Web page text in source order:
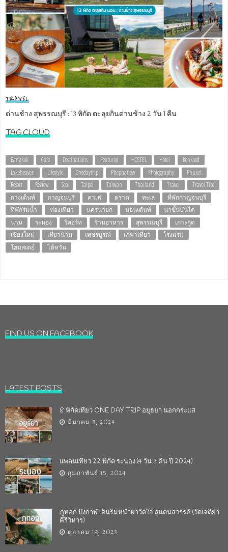
TRAVEL
ด่านช้าง สุพรรณบุรี : 13 พิกัด ตะลุยกินด่านช้าง 2 วัน 1 คืน
TAG CLOUD
Bangkok Cafe Destinations Featured HOSTEL Hotel
Kohkood
Lakeheaven
Lifestyle Onedaytrip Phephatiew Photography
Phuket
Resort
Review Sea Taipei Taiwan Thailand Travel
Travel Tips
กางเต็นท์
กาญจนบุรี คาเฟ่ ตราด ทะเล
ที่พักกาญจนบุรี
ที่พักริมน้ำ
ท่องเที่ยว นครนายก นอนเต้นท์
นาขั้นบันได
น่าน
ระนอง รีสอร์ท ร้านอาหาร สุพรรณบุรี
เกาะกูด
เชียงใหม่
เที่ยวน่าน เพชรบูรณ์ เภพาเที่ยว
โรงแรม
โฮมสเตย์
ไต้หวัน
FIND US ON FACEBOOK
LATEST POSTS
8 พิกัดเที่ยว ONE DAY TRIP อยุธยา นอกกระแส
มีนาคม 3, 2024
แพลนเที่ยว 22 พิกัด ระนอง (4 วัน 3 คืน ปี 2024)
กุมภาพันธ์ 15, 2024
ภูทอก บึงกาฬ เดินริมหน้าผาวัดใจ สู่แดนสวรรค์ (วัดเจติยา
คีรีวิหาร)
ตุลาคม 18, 2023